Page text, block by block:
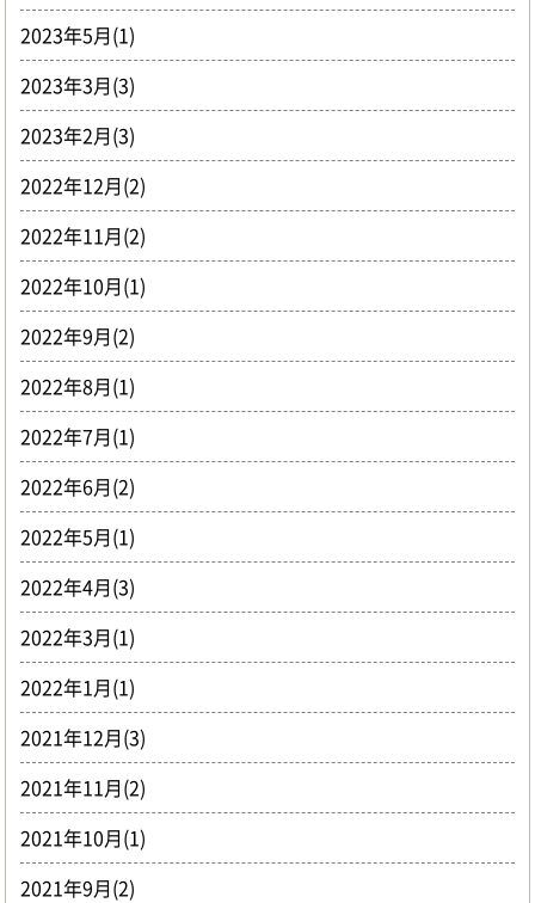
2023年5月(1)
2023年3月(3)
2023年2月(3)
2022年12月(2)
2022年11月(2)
2022年10月(1)
2022年9月(2)
2022年8月(1)
2022年7月(1)
2022年6月(2)
2022年5月(1)
2022年4月(3)
2022年3月(1)
2022年1月(1)
2021年12月(3)
2021年11月(2)
2021年10月(1)
2021年9月(2)